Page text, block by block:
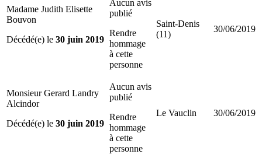
Madame Judith Elisette
Bouvon
Décédé(e) le 30 juin 2019
Aucun avis
publié
Rendre
hommage
à cette
personne
Saint-Denis
(11)
30/06/2019
Monsieur Gerard Landry
Alcindor
Décédé(e) le 30 juin 2019
Aucun avis
publié
Rendre
hommage
à cette
personne
Le Vauclin 30/06/2019